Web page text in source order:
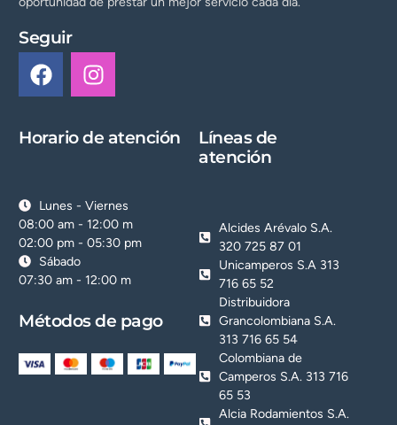
Seguir
Horario de atención
Lunes - Viernes
08:00 am - 12:00 m
02:00 pm - 05:30 pm
Sábado
07:30 am - 12:00 m
Métodos de pago
Líneas de
atención
Alcides Arévalo S.A.
320 725 87 01
Unicamperos S.A 313
716 65 52
Distribuidora
Grancolombiana S.A.
313 716 65 54
Colombiana de
Camperos S.A. 313 716
65 53
Alcia Rodamientos S.A.